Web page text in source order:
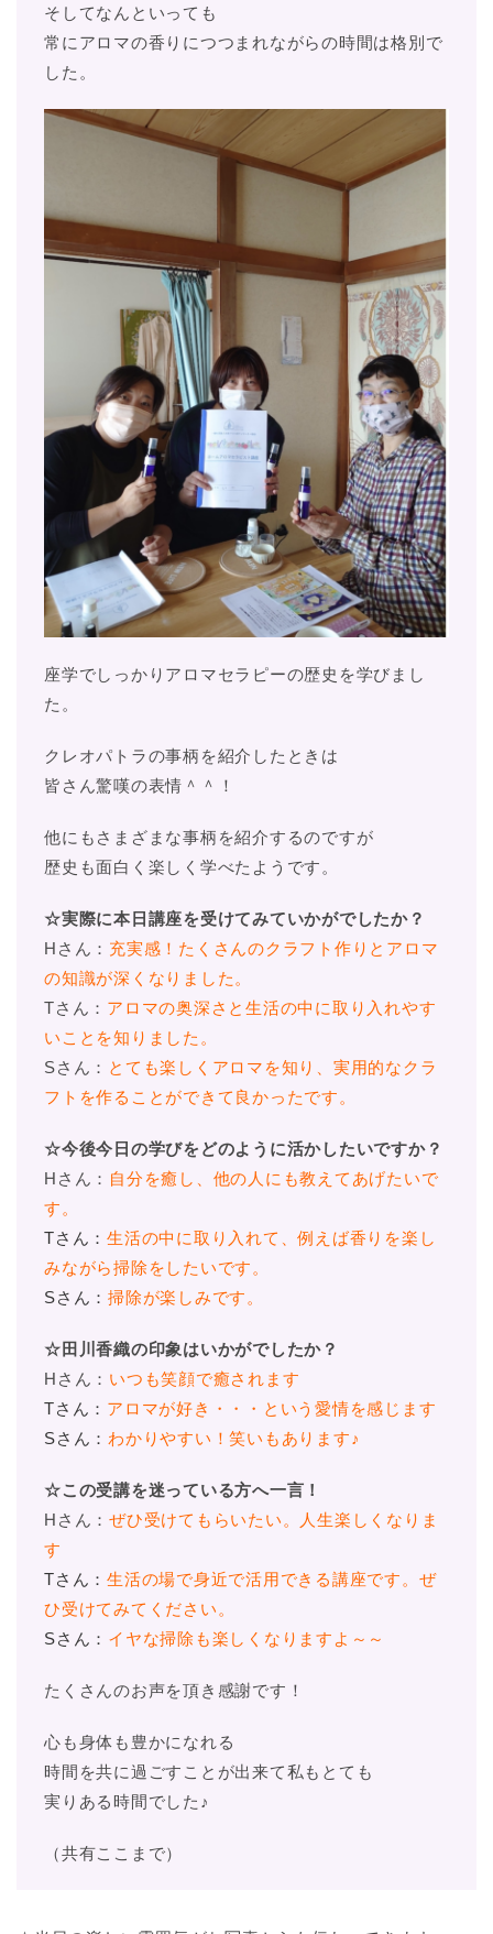
そしてなんといっても
常にアロマの香りにつつまれながらの時間は格別で
した。
座学でしっかりアロマセラピーの歴史を学びまし
た。
クレオパトラの事柄を紹介したときは
皆さん驚嘆の表情＾＾！
他にもさまざまな事柄を紹介するのですが
歴史も面白く楽しく学べたようです。
☆実際に本日講座を受けてみていかがでしたか？
Hさん： 充実感！たくさんのクラフト作りとアロマ
の知識が深くなりました。
Tさん： アロマの奥深さと生活の中に取り入れやす
いことを知りました。
Sさん： とても楽しくアロマを知り、実用的なクラ
フトを作ることができて良かったです。
☆今後今日の学びをどのように活かしたいですか？
Hさん： 自分を癒し、他の人にも教えてあげたいで
す。
Tさん：生活の中に取り入れて、例えば香りを楽し
みながら掃除をしたいです。
Sさん：掃除が楽しみです。
☆田川香織の印象はいかがでしたか？
Hさん： いつも笑顔で癒されます
Tさん： アロマが好き・・・という愛情を感じます
Sさん： わかりやすい！笑いもあります♪
☆この受講を迷っている方へ一言！
Hさん：ぜひ受けてもらいたい。人生楽しくなりま
す
Tさん：生活の場で身近で活用できる講座です。ぜ
ひ受けてみてください。
Sさん： イヤな掃除も楽しくなりますよ～～
たくさんのお声を頂き感謝です！
心も身体も豊かになれる
時間を共に過ごすことが出来て私もとても
実りある時間でした♪
（共有ここまで）